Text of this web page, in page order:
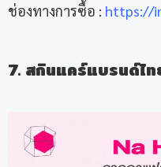
ช่องทางการซื้อ : https://
7. สกินแคร์แบรนด์ไ